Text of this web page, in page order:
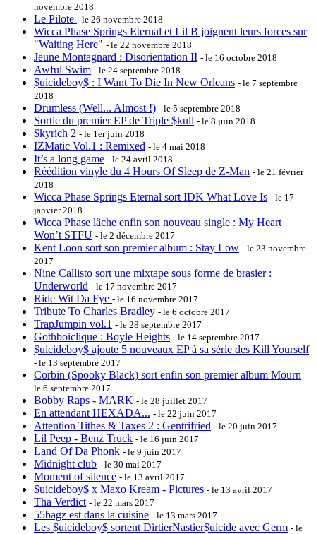
novembre 2018
Le Pilote - le 26 novembre 2018
Wicca Phase Springs Eternal et Lil B joignent leurs forces sur
"Waiting Here" - le 22 novembre 2018
Jeune Montagnard : Disorientation II - le 16 octobre 2018
Awful Swim - le 24 septembre 2018
$uicideboy$ : I Want To Die In New Orleans - le 7 septembre
2018
Drumless (Well​.​.​.​ Almost​ !​) - le 5 septembre 2018
Sortie du premier EP de Triple $kull - le 8 juin 2018
$kyrich 2 - le 1er juin 2018
IZMatic Vol​.​1 : Remixed - le 4 mai 2018
It’s a long game - le 24 avril 2018
Réédition vinyle du 4 Hours Of Sleep de Z-Man - le 21 février
2018
Wicca Phase Springs Eternal sort IDK What Love Is - le 17
janvier 2018
Wicca Phase lâche enfin son nouveau single : My Heart
Won’t STFU - le 2 décembre 2017
Kent Loon sort son premier album : Stay Low - le 23 novembre
2017
Nine Callisto sort une mixtape sous forme de brasier :
Underworld - le 17 novembre 2017
Ride Wit Da Fye - le 16 novembre 2017
Tribute To Charles Bradley - le 6 octobre 2017
TrapJumpin vol.1 - le 28 septembre 2017
Gothboiclique : Boyle Heights - le 14 septembre 2017
$uicideboy$ ajoute 5 nouveaux EP à sa série des Kill Yourself
- le 13 septembre 2017
Corbin (Spooky Black) sort enfin son premier album Mourn -
le 6 septembre 2017
Bobby Raps - MARK - le 28 juillet 2017
En attendant HEXADA... - le 22 juin 2017
Attention Tithes & Taxes 2 : Gentrifried - le 20 juin 2017
Lil Peep - Benz Truck - le 16 juin 2017
Land Of Da Phonk - le 9 juin 2017
Midnight club - le 30 mai 2017
Moment of silence - le 13 avril 2017
$uicideboy$ x Maxo Kream - Pictures - le 13 avril 2017
Tha Verdict - le 22 mars 2017
55bagz est dans la cuisine - le 13 mars 2017
Les $uicideboy$ sortent DirtierNastier$uicide avec Germ - le